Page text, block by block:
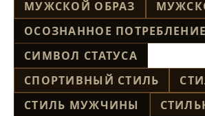
МУЖСКОЙ ОБРАЗ
ОСОЗНАННОЕ ПОТРЕБЛЕНИЕ
СИМВОЛ СТАТУСА
СПОРТИВНЫЙ СТИЛЬ
СТИЛЬ МУЖЧИНЫ